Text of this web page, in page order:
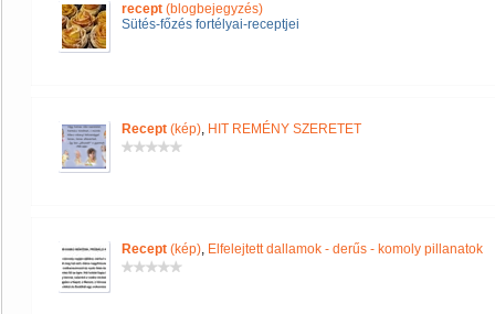
recept (blogbejegyzés)
Sütés-főzés fortélyai-receptjei
Recept (kép), HIT REMÉNY SZERETET
Recept (kép), Elfelejtett dallamok - derűs - komoly pillanatok